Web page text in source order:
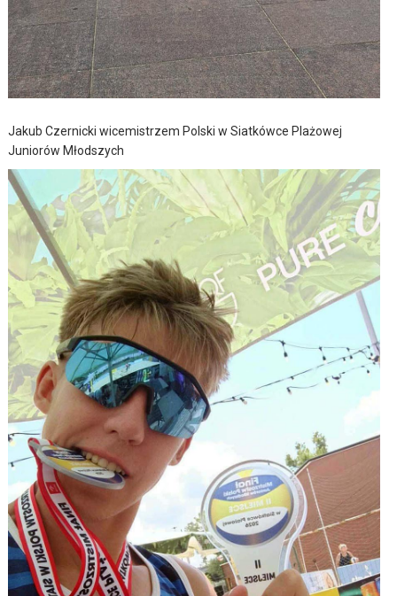
Jakub Czernicki wicemistrzem Polski w Siatkówce Plażowej
Juniorów Młodszych